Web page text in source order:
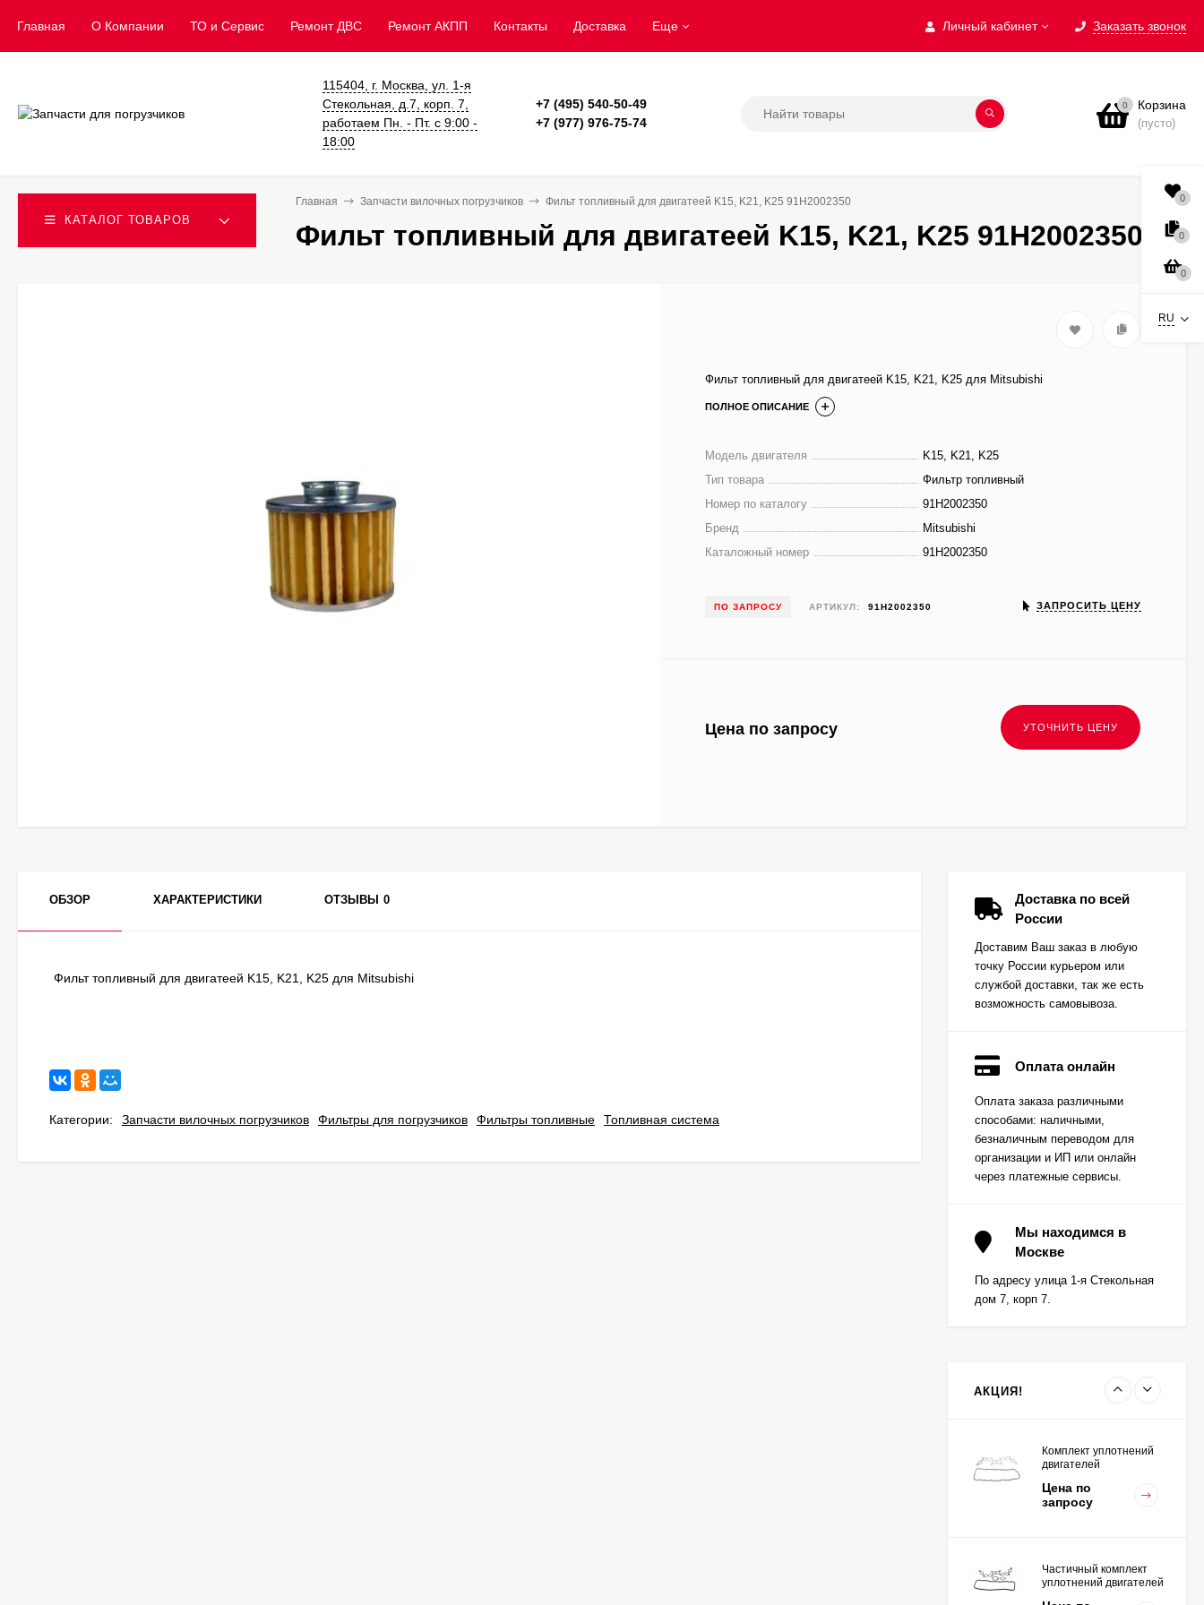
Личный кабинет Заказать звонок
Главная О Компании ТО и Сервис ​Ремонт ДВС Ремонт АКПП Контакты Доставка Еще
115404, г. Москва, ул. 1-я
Стекольная, д.7, корп. 7,
работаем Пн. - Пт. с 9:00 -
18:00
+7 (495) 540-50-49
+7 (977) 976-75-74
0 Корзина
(пусто)
КАТАЛОГ ТОВАРОВ
Главная Запчасти вилочных погрузчиков Фильт топливный для двигатеей K15, K21, K25 91H2002350
Фильт топливный для двигатеей K15, K21, K25 91H2002350
Фильт топливный для двигатеей K15, K21, K25 для Mitsubishi
ПОЛНОЕ ОПИСАНИЕ
Модель двигателя
K15, K21, K25
Тип товара
Фильтр топливный
Номер по каталогу
91H2002350
Бренд
Mitsubishi
Каталожный номер
91H2002350
ПО ЗАПРОСУ АРТИКУЛ: 91H2002350 ЗАПРОСИТЬ ЦЕНУ
Цена по запросу
ОБЗОР ХАРАКТЕРИСТИКИ ОТЗЫВЫ 0
Фильт топливный для двигатеей K15, K21, K25 для Mitsubishi
Категории: Запчасти вилочных погрузчиков Фильтры для погрузчиков Фильтры топливные Топливная система
Доставка по всей
России
Доставим Ваш заказ в любую
точку России курьером или
службой доставки, так же есть
возможность самовывоза.
Оплата онлайн
Оплата заказа различными
способами: наличными,
безналичным переводом для
организации и ИП или онлайн
через платежные сервисы.
Мы находимся в
Москве
По адресу улица 1-я Стекольная
дом 7, корп 7.
АКЦИЯ!
Вкладыш коренной
(0,25) (1шт - 1
половинка) для
двигателей
K15,K21,K25
запросу
(1шт - 1 половинка) для
двигателей
K15,K21,K25
Цена по
Комплект уплотнений
двигателей
Цена по
запросу
Частичный комплект
уплотнений двигателей
0
0
0
RU